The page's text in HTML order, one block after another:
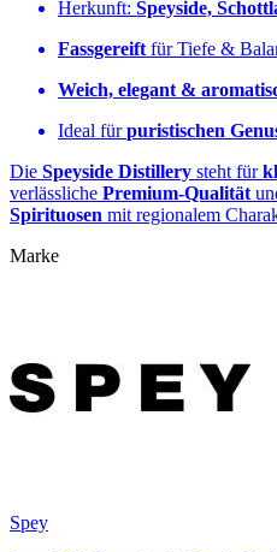
Herkunft: Speyside,
Fassgereift für Tiefe &
Weich, elegant &
Ideal fürpuristischen
Die Speyside Distillery steht für
verlässliche Premium‑Qualität
Spirituosen mit regionalem
Marke
Spey